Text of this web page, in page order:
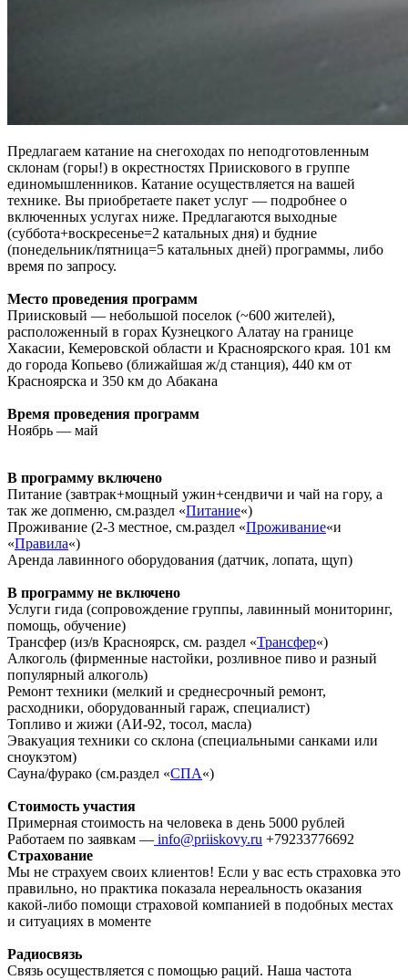
Предлагаем катание на снегоходах по неподготовленным
склонам (горы!) в окрестностях Приискового в группе
единомышленников. Катание осуществляется на вашей
технике. Вы приобретаете пакет услуг — подробнее о
включенных услугах ниже. Предлагаются выходные
(суббота+воскресенье=2 катальных дня) и будние
(понедельник/пятница=5 катальных дней) программы, либо
время по запросу.
Место проведения программ
Приисковый — небольшой поселок (~600 жителей),
расположенный в горах Кузнецкого Алатау на границе
Хакасии, Кемеровской области и Красноярского края. 101 км
до города Копьево (ближайшая ж/д станция), 440 км от
Красноярска и 350 км до Абакана
Время проведения программ
Ноябрь — май
В программу включено
Питание (завтрак+мощный ужин+сендвичи и чай на гору, а
так же допменю, см.раздел «Питание«)
Проживание (2-3 местное, см.раздел «Проживание«и
«Правила«)
Аренда лавинного оборудования (датчик, лопата, щуп)
В программу не включено
Услуги гида (сопровождение группы, лавинный мониторинг,
помощь, обучение)
Трансфер (из/в Красноярск, см. раздел «Трансфер«)
Алкоголь (фирменные настойки, розливное пиво и разный
популярный алкоголь)
Ремонт техники (мелкий и среднесрочный ремонт,
расходники, оборудованный гараж, специалист)
Топливо и жижи (АИ-92, тосол, масла)
Эвакуация техники со склона (специальными санками или
сноукэтом)
Сауна/фурако (см.раздел «СПА«)
Стоимость участия
Примерная стоимость на человека в день 5000 рублей
Работаем по заявкам — info@priiskovy.ru +79233776692
Страхование
Мы не страхуем своих клиентов! Если у вас есть страховка это
правильно, но практика показала нереальность оказания
какой-либо помощи страховой компанией в подобных местах
и ситуациях в моменте
Радиосвязь
Связь осуществляется с помощью раций. Наша частота